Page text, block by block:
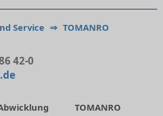
Service ⇒ TOMANRO
42-0
TOMANRO